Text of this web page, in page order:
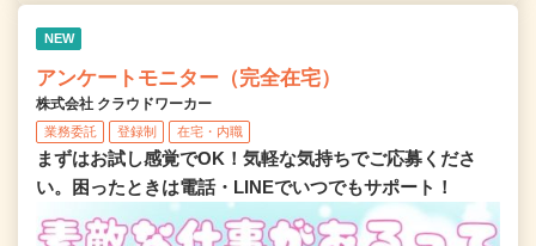
NEW
アンケートモニター（完全在宅）
株式会社 クラウドワーカー
業務委託 登録制 在宅・内職
まずはお試し感覚でOK！気軽な気持ちでご応募くださ
い。困ったときは電話・LINEでいつでもサポート！